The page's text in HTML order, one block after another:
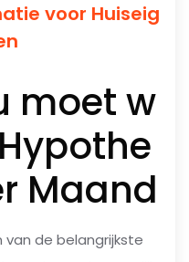
voor Huiseig
moet w
Maand
de belangrijkste